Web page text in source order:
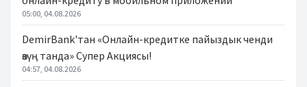
05:00, 04.08.2026
DemirBank'тан «Онлайн-кредитке пайыздык ченди
өзүң танда» Супер Акциясы!
04:57, 04.08.2026